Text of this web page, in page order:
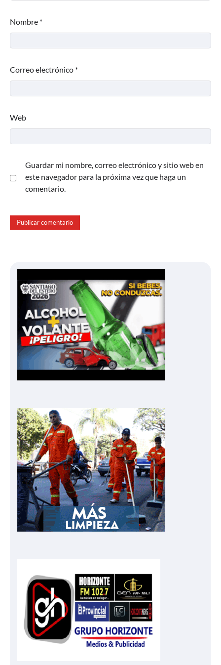
Nombre *
Correo electrónico *
Web
Guardar mi nombre, correo electrónico y sitio web en
este navegador para la próxima vez que haga un
comentario.